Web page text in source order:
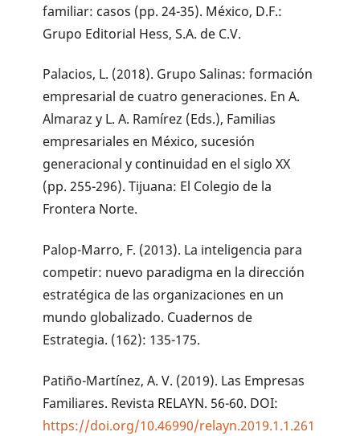
familiar: casos (pp. 24-35). México, D.F.:
Grupo Editorial Hess, S.A. de C.V.
Palacios, L. (2018). Grupo Salinas: formación
empresarial de cuatro generaciones. En A.
Almaraz y L. A. Ramírez (Eds.), Familias
empresariales en México, sucesión
generacional y continuidad en el siglo XX
(pp. 255-296). Tijuana: El Colegio de la
Frontera Norte.
Palop-Marro, F. (2013). La inteligencia para
competir: nuevo paradigma en la dirección
estratégica de las organizaciones en un
mundo globalizado. Cuadernos de
Estrategia. (162): 135-175.
Patiño-Martínez, A. V. (2019). Las Empresas
Familiares. Revista RELAYN. 56-60. DOI:
https://doi.org/10.46990/relayn.2019.1.1.261